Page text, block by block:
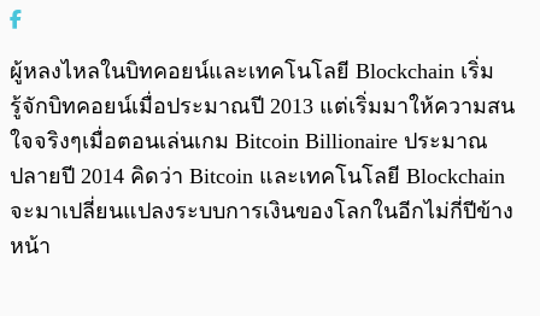
ผู้หลงไหลในบิทคอยน์และเทคโนโลยี Blockchain เริ่ม
รู้จักบิทคอยน์เมื่อประมาณปี 2013 แต่เริ่มมาให้ความสน
ใจจริงๆเมื่อตอนเล่นเกม Bitcoin Billionaire ประมาณ
ปลายปี 2014 คิดว่า Bitcoin และเทคโนโลยี Blockchain
จะมาเปลี่ยนแปลงระบบการเงินของโลกในอีกไม่กี่ปีข้าง
หน้า